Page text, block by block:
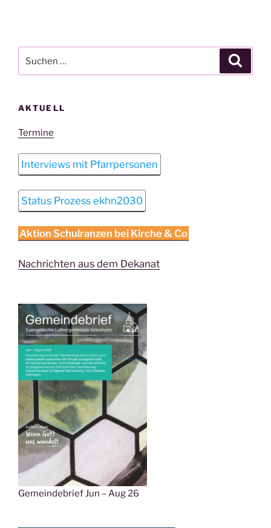
nach:
AKTUELL
Termine
Interviews mit Pfarrpersonen
Status Prozess ekhn2030
Aktion Schulranzen bei Kirche & Co
Nachrichten aus dem Dekanat
Gemeindebrief Jun – Aug 26